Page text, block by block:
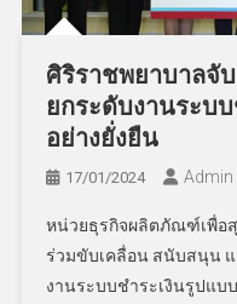
ศิริราชพยาบาลจั
ยกระดับงานระบ
อย่างยั่งยืน
17/01/2024 Admin
หน่วยธุรกิจผลิตภัณฑ์เพื่อสุ
ร่วมขับเคลื่อน สนับสนุน
งานระบบชำระเงินรูปแ